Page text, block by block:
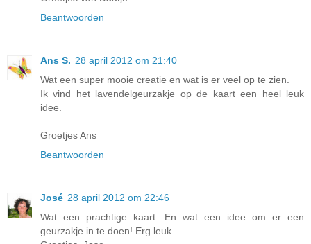
Beantwoorden
Ans S. 28 april 2012 om 21:40
Wat een super mooie creatie en wat is er veel op te zien.
Ik vind het lavendelgeurzakje op de kaart een heel leuk
idee.
Groetjes Ans
Beantwoorden
José 28 april 2012 om 22:46
Wat een prachtige kaart. En wat een idee om er een
geurzakje in te doen! Erg leuk.